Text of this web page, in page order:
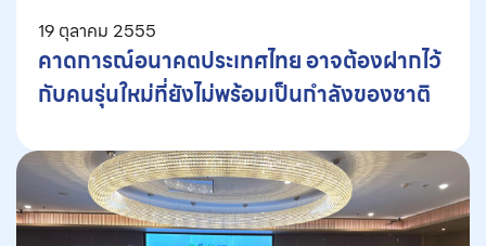
19 ตุลาคม 2555
คาดการณ์อนาคตประเทศไทย อาจต้องฝากไว้
กับคนรุ่นใหม่ที่ยังไม่พร้อมเป็นกำลังของชาติ